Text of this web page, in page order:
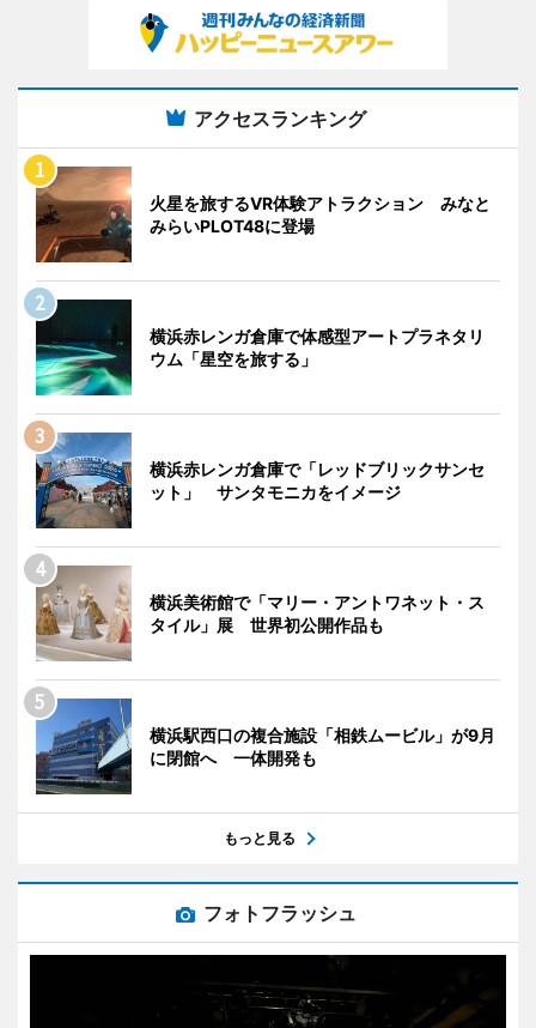
アクセスランキング
火星を旅するVR体験アトラクション みなと
みらいPLOT48に登場
横浜赤レンガ倉庫で体感型アートプラネタリ
ウム「星空を旅する」
横浜赤レンガ倉庫で「レッドブリックサンセ
ット」 サンタモニカをイメージ
横浜美術館で「マリー・アントワネット・ス
タイル」展 世界初公開作品も
横浜駅西口の複合施設「相鉄ムービル」が9月
に閉館へ 一体開発も
もっと見る
フォトフラッシュ